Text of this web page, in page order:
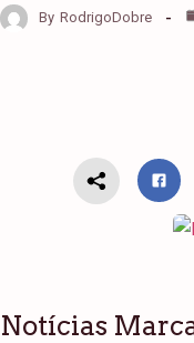
By RodrigoDobre
Notícias